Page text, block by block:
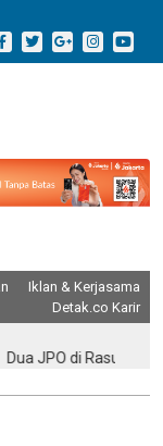
Iklan & Kerjasama
Detak.co Karir
di Rasuna Said